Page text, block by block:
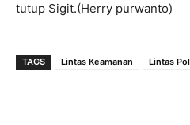
tutup Sigit.(Herry purwanto)
TAGS Lintas Keamanan Lintas